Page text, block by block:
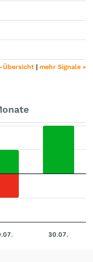
Übersicht | mehr Signale »
30.07.